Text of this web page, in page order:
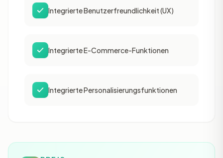
Integrierte Benutzerfreundlichkeit (UX)
Integrierte E-Commerce-Funktionen
Integrierte Personalisierungsfunktionen